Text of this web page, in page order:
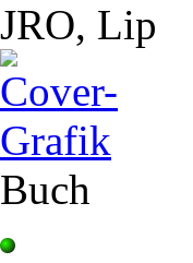
JRO, Lip
Buch